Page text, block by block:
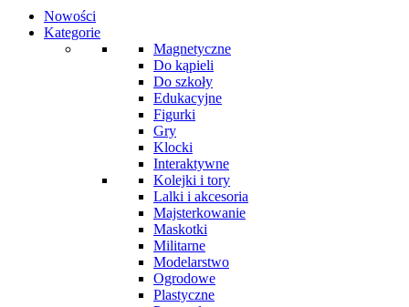
Nowości
Kategorie
Magnetyczne
Do kąpieli
Do szkoły
Edukacyjne
Figurki
Gry
Klocki
Interaktywne
Kolejki i tory
Lalki i akcesoria
Majsterkowanie
Maskotki
Militarne
Modelarstwo
Ogrodowe
Plastyczne